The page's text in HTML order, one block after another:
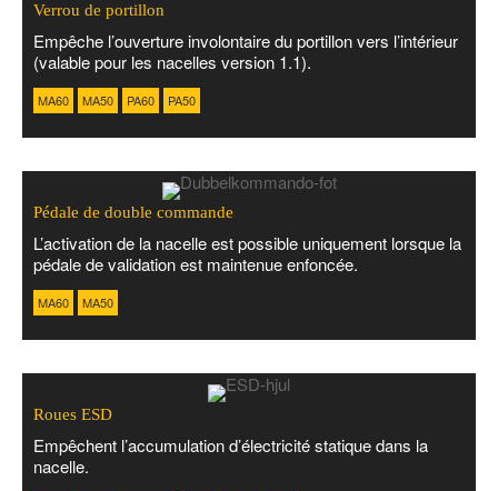
Verrou de portillon
Empêche l’ouverture involontaire du portillon vers l’intérieur
(valable pour les nacelles version 1.1).
MA60 MA50 PA60 PA50
Pédale de double commande
L’activation de la nacelle est possible uniquement lorsque la
pédale de validation est maintenue enfoncée.
MA60 MA50
Roues ESD
Empêchent l’accumulation d’électricité statique dans la
nacelle.